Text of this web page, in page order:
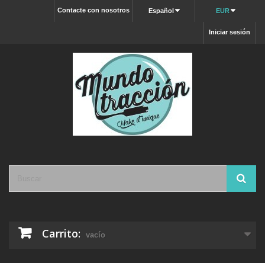
EUR
Español
Contacte con nosotros
Iniciar sesión
Carrito: vacío